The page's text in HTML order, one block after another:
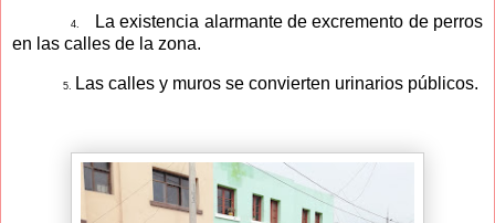
4.
La existencia alarmante de excremento de perros
en las calles de la zona.
5. Las calles y muros se convierten urinarios públicos.